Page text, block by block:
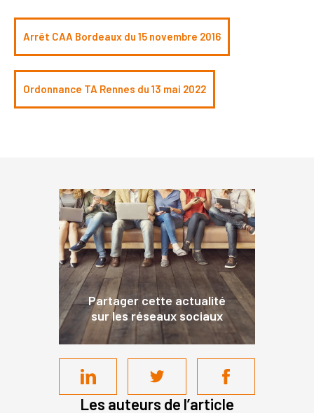
Arrêt CAA Bordeaux du 15 novembre 2016
Ordonnance TA Rennes du 13 mai 2022
Partager cette actualité
sur les réseaux sociaux
Les auteurs de l’article